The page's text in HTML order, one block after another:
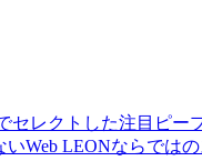
レクトした注目ピ
Web LEONならでは